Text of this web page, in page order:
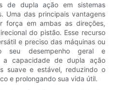
de dupla ação em sistemas
Uma das principais vantagens
força em ambas as direções,
do pistão. Esse recurso
e preciso das máquinas ou
seu desempenho geral e
a capacidade de dupla ação
suave e estável, reduzindo o
e prolongando sua vida útil.